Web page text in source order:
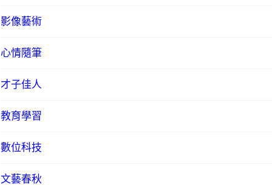
影像藝術
心情隨筆
才子佳人
教育學習
數位科技
文藝春秋